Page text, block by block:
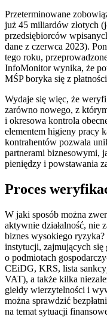
Przeterminowane
już 45 miliardów złotych
przedsiębiorców
dane z czerwca 2023).
tego roku,
InfoMonitor wynika, że
MŚP boryka się z
Wydaje się więc, że
zarówno nowego, z
i okresowa kontrola
elementem higieny pracy
kontrahentów pozwala
partnerami biznesowymi,
pieniędzy i powstawania
Proces
W jaki sposób można
aktywnie działalność, nie
biznes wysokiego
instytucji, zajmujących się
o podmiotach
CEiDG, KRS, lista
VAT), a także kilka
giełdy wierzytelności i
można sprawdzić
na temat sytuacji